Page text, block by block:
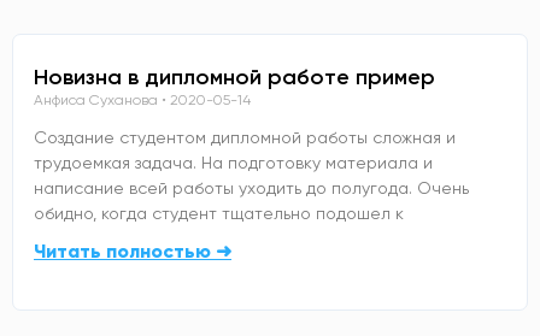
Новизна в дипломной работе пример
Анфиса Суханова 2020-05-14
Создание студентом дипломной работы сложная и
трудоемкая задача. На подготовку материала и
написание всей работы уходить до полугода. Очень
обидно, когда студент тщательно подошел к
Читать полностью ➜